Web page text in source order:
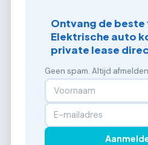
Ontvang de
Elektrische auto
private lease
Geen spam. Altijd